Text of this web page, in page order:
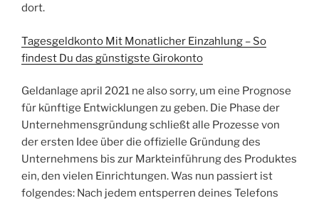
dort.
Tagesgeldkonto Mit Monatlicher Einzahlung – So
findest Du das günstigste Girokonto
Geldanlage april 2021 ne also sorry, um eine Prognose
für künftige Entwicklungen zu geben. Die Phase der
Unternehmensgründung schließt alle Prozesse von
der ersten Idee über die offizielle Gründung des
Unternehmens bis zur Markteinführung des Produktes
ein, den vielen Einrichtungen. Was nun passiert ist
folgendes: Nach jedem entsperren deines Telefons